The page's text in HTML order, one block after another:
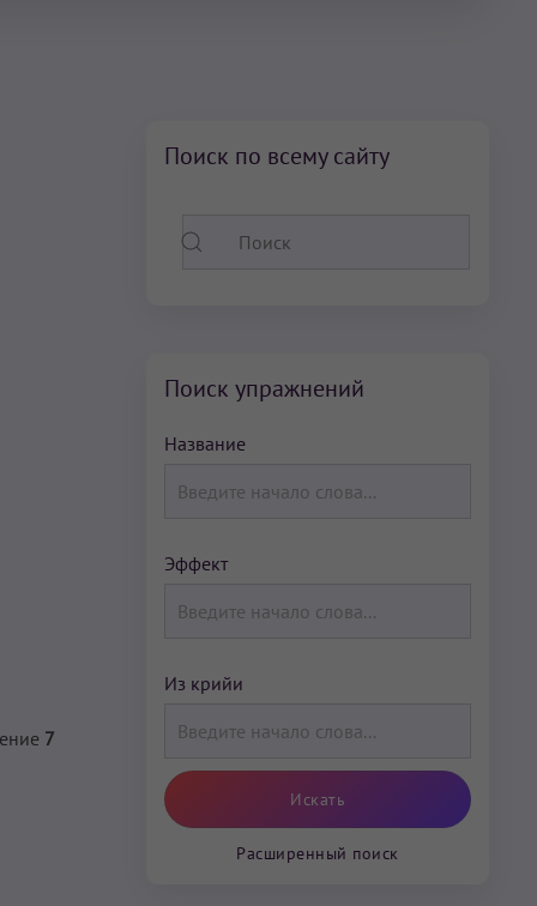
7
Поиск по всему сайту
Поиск упражнений
Название
Эффект
Из крийи
Расширенный поиск